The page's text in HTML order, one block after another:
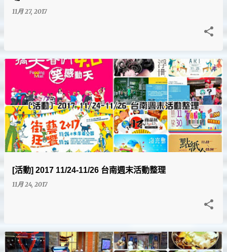
11月 27, 2017
[活動] 2017 11/24-11/26 台南週末活動整理
11月 24, 2017